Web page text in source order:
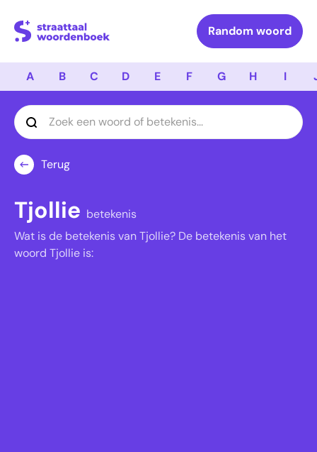
Logo Straattaal Woordenboek
Random woord
A B C D E F G H I
Terug
Tjollie betekenis
Wat is de betekenis van Tjollie? De betekenis van het
woord Tjollie is: